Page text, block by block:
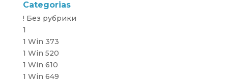
Categorias
! Без рубрики
1
1 Win 373
1 Win 520
1 Win 610
1 Win 649